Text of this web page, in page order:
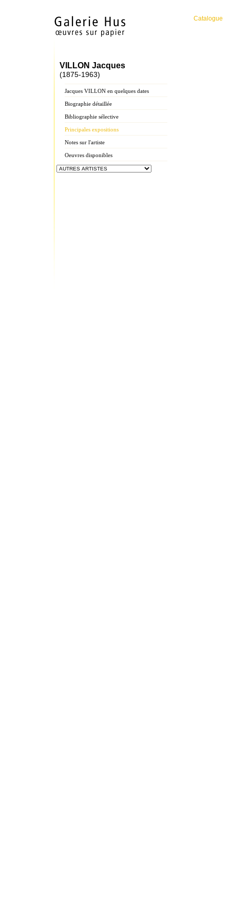
Catalogue
VILLON Jacques
(1875-1963)
Jacques VILLON en quelques dates
Biographie détaillée
Bibliographie sélective
Principales expositions
Notes sur l'artiste
Oeuvres disponibles